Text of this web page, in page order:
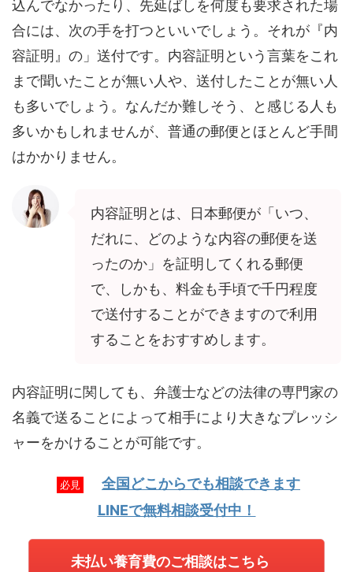
込んでなかったり、先延ばしを何度も要求された場
合には、次の手を打つといいでしょう。それが『内
容証明』の」送付です。内容証明という言葉をこれ
まで聞いたことが無い人や、送付したことが無い人
も多いでしょう。なんだか難しそう、と感じる人も
多いかもしれませんが、普通の郵便とほとんど手間
はかかりません。
内容証明とは、日本郵便が「いつ、
だれに、どのような内容の郵便を送
ったのか」を証明してくれる郵便
で、しかも、 料金も手頃で千円程度
で送付することができますので利用
することをおすすめします。
内容証明に関しても、弁護士などの法律の専門家の
名義で送ることによって相手により大きなプレッシ
ャーをかけることが可能です。
必見
全国どこからでも相談できます
LINEで無料相談受付中！
未払い養育費のご相談はこちら